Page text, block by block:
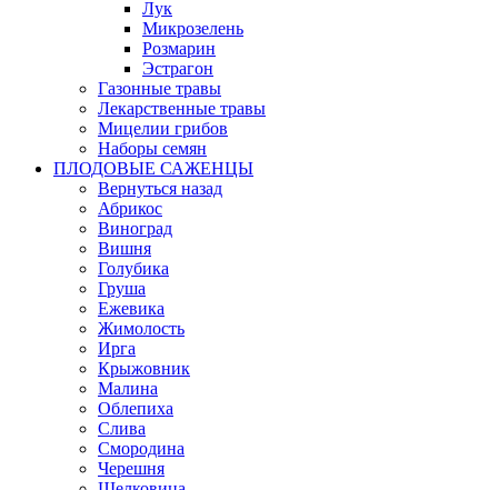
Лук
Микрозелень
Розмарин
Эстрагон
Газонные травы
Лекарственные травы
Мицелии грибов
Наборы семян
ПЛОДОВЫЕ САЖЕНЦЫ
Вернуться назад
Абрикос
Виноград
Вишня
Голубика
Груша
Ежевика
Жимолость
Ирга
Крыжовник
Малина
Облепиха
Слива
Смородина
Черешня